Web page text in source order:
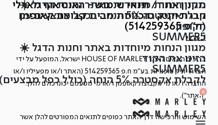
Skip
content
מגוון הנחות מיוחדות באתר וחנות הדגל ☀️
קבלו אקסטרה 5% הנחה בכפל מבצעים עם
הקופון
SUMMER5
מגוון הנחות מיוחדות באתר וחנות הדגל ☀️
הזינו את הקוד
SUMMER5
לקבלת אקסטרה 5% הנחה (כולל כפל מבצעים)
SEARCH
OPEN
OPEN
ACCOUNT
DETAILS
0
OPEN
CART
תקנון אתר / תנאי שימוש - האוס אוף מארלי
חברת יוניק סוכנויות מבית קבוצת קאופמן
(ח"פ 514259365)
1. כללי
ברוכים הבאים לאתר HOUSE OF MARLEY ישראל, המופעל על ידי
חברת יוניק סוכנויות בע"מ ח.פ 514259365 (האתר ו/או מפעיליו ו/או
החברה ו/או מי מקבוצת קאופמן ו/או מי מטעמם יכונו כולם להלן:
"האתר").
השימוש והרכישה דרך האתר כפופים לתנאים המפורטים להלן אשר